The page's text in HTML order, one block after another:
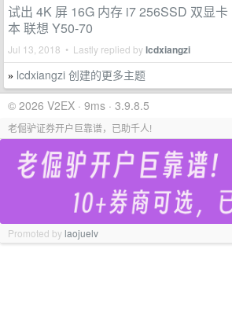
试出 4K 屏 16G 内存 i7 256SSD 双显
本 联想 Y50-70
Jul 13, 2018 • Lastly replied bylcdxiangzi
» lcdxiangzi 创建的更多主题
© 2026 V2EX · 9ms · 3.9.8.5
老倔驴证券开户巨靠谱，已助千人!
Promoted bylaojuelv